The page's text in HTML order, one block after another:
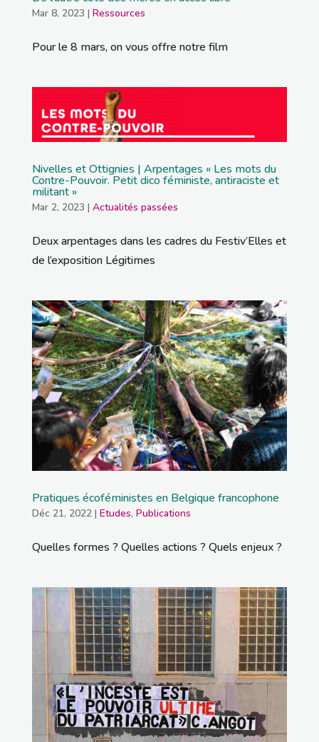
Mar 8, 2023 | Ressources
Pour le 8 mars, on vous offre notre film
Nivelles et Ottignies | Arpentages « Les mots du
Contre-Pouvoir. Petit dico féministe, antiraciste et
militant »
Mar 2, 2023 | Actualités passées
Deux arpentages dans les cadres du Festiv’Elles et
de l’exposition Légitimes
Pratiques écoféministes en Belgique francophone
Déc 21, 2022| Etudes, Publications
Quelles formes ? Quelles actions ? Quels enjeux ?